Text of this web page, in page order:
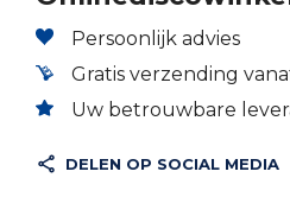
Persoonlijk advies
Gratis verzending
Uw betrouwbare
DELEN OP SOCIAL MEDIA